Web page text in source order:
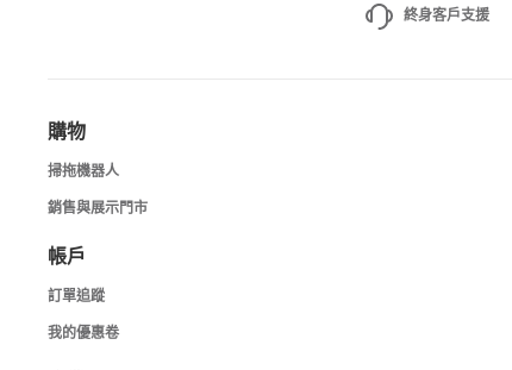
終身客戶支援
購物
掃拖機器人
銷售與展示門市
帳戶
訂單追蹤
我的優惠卷